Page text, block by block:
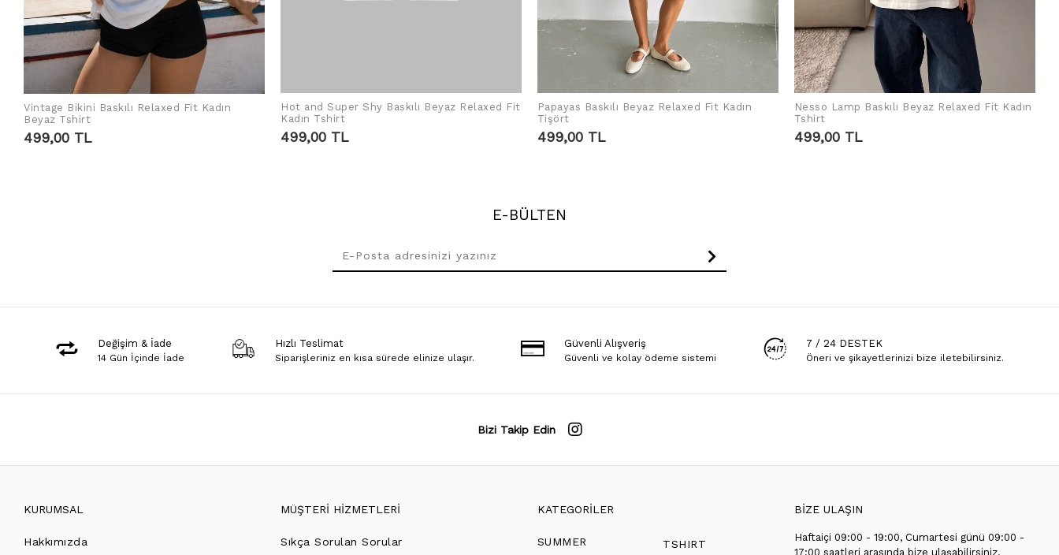
Vintage Bikini Baskılı Relaxed Fit Kadın
Beyaz Tshirt
499,00 TL
SEPETE EKLE
Hot and Super Shy Baskılı Beyaz Relaxed Fit
Kadın Tshirt
499,00 TL
SEPETE EKLE
Papayas Baskılı Beyaz Relaxed Fit Kadın
Tişört
499,00 TL
SEPETE EKLE
Nesso Lamp Baskılı Beyaz Relaxed Fit Kadın
Tshirt
499,00 TL
E-BÜLTEN
Değişim & İade
14 Gün İçinde İade
Hızlı Teslimat
Siparişleriniz en kısa sürede elinize ulaşır.
Güvenli Alışveriş
Güvenli ve kolay ödeme sistemi
7 / 24 DESTEK
Öneri ve şikayetlerinizi bize iletebilirsiniz.
Bizi Takip Edin
KURUMSAL
Hakkımızda
MÜŞTERİ HİZMETLERİ
Sıkça Sorulan Sorular
KATEGORİLER
SUMMER TSHIRT
BİZE ULAŞIN
Haftaiçi 09:00 - 19:00, Cumartesi günü 09:00 -
17:00 saatleri arasında bize ulaşabilirsiniz.